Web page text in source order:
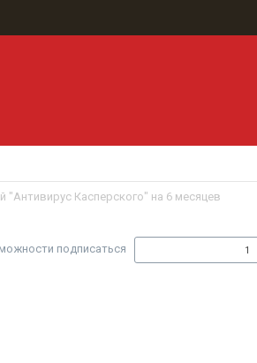
"Антивирус Касперского" на 6 месяцев
подписаться 1